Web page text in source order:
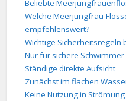
Beliebte
Welche Meerjungfrau-
empfehlenswert?
Wichtige Sicherheitsregeln
Nur für sichere Schwimmer
Ständige direkte Aufsicht
Zunächst im flachen
Keine Nutzung in